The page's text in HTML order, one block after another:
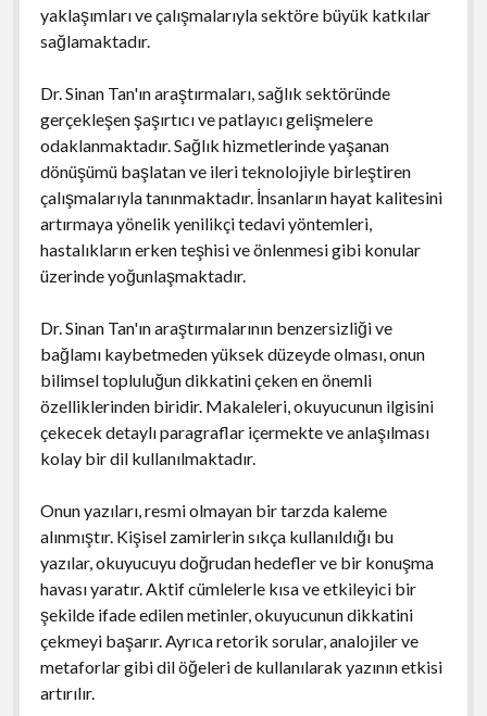
yaklaşımları ve çalışmalarıyla sektöre büyük katkılar
sağlamaktadır.
Dr. Sinan Tan'ın araştırmaları, sağlık sektöründe
gerçekleşen şaşırtıcı ve patlayıcı gelişmelere
odaklanmaktadır. Sağlık hizmetlerinde yaşanan
dönüşümü başlatan ve ileri teknolojiyle birleştiren
çalışmalarıyla tanınmaktadır. İnsanların hayat kalitesini
artırmaya yönelik yenilikçi tedavi yöntemleri,
hastalıkların erken teşhisi ve önlenmesi gibi konular
üzerinde yoğunlaşmaktadır.
Dr. Sinan Tan'ın araştırmalarının benzersizliği ve
bağlamı kaybetmeden yüksek düzeyde olması, onun
bilimsel topluluğun dikkatini çeken en önemli
özelliklerinden biridir. Makaleleri, okuyucunun ilgisini
çekecek detaylı paragraflar içermekte ve anlaşılması
kolay bir dil kullanılmaktadır.
Onun yazıları, resmi olmayan bir tarzda kaleme
alınmıştır. Kişisel zamirlerin sıkça kullanıldığı bu
yazılar, okuyucuyu doğrudan hedefler ve bir konuşma
havası yaratır. Aktif cümlelerle kısa ve etkileyici bir
şekilde ifade edilen metinler, okuyucunun dikkatini
çekmeyi başarır. Ayrıca retorik sorular, analojiler ve
metaforlar gibi dil öğeleri de kullanılarak yazının etkisi
artırılır.